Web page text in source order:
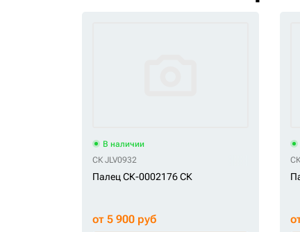
В наличии
СК JLV0932
Палец СК-0002176 СК
от 5 900 руб